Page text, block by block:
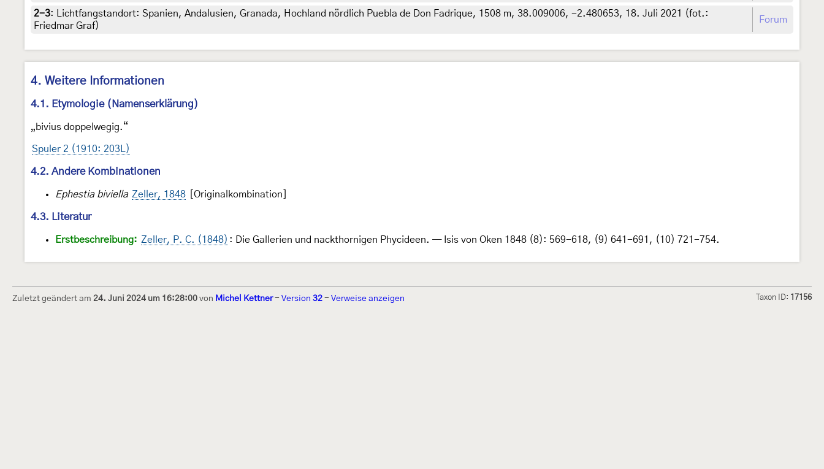
2-3:
Lichtfangstandort: Spanien, Andalusien, Granada, Hochland nördlich Puebla de Don Fadrique, 1508 m, 38.009006, -2.480653, 18. Juli 2021 (fot.:
Friedmar Graf)
Forum
4. Weitere Informationen
4.1. Etymologie (Namenserklärung)
„bivius doppelwegig.“
Spuler 2 (1910: 203L)
4.2. Andere Kombinationen
Ephestia biviella Zeller, 1848 [Originalkombination]
4.3. Literatur
Erstbeschreibung: Zeller, P. C. (1848) : Die Gallerien und nackthornigen Phycideen. — Isis von Oken 1848 (8): 569-618, (9) 641-691, (10) 721-754.
Zuletzt geändert am 24. Juni 2024 um 16:28:00 von Michel Kettner- Version 32 - Verweise anzeigen Taxon ID: 17156